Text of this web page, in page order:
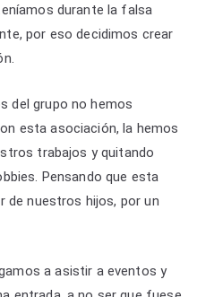
durante la falsa
por eso decidimos crear
del grupo no hemos
esta asociación, la hemos
trabajos y quitando
Pensando que esta
de nuestros hijos, por un
a asistir a eventos y